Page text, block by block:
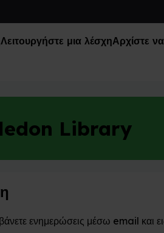
Λειτουργήστε μια λέσχηΑρχίστε
Library
ενημερώσεις μέσω email και